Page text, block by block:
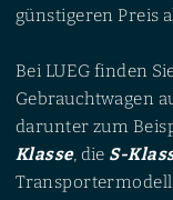
günstigeren Preis
Bei LUEG finden
Gebrauchtwagen
darunter zum
Klasse, die S-